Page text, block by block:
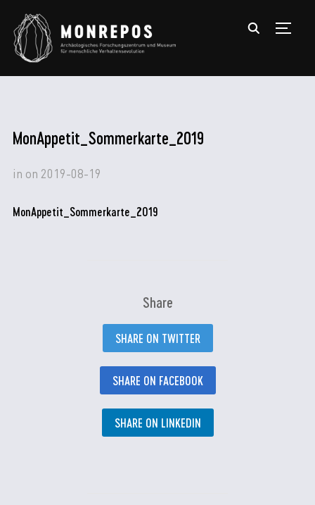
MonAppetit_Sommerkarte_2019
in on 2019-08-19
MonAppetit_Sommerkarte_2019
Share
SHARE ON TWITTER
SHARE ON FACEBOOK
SHARE ON LINKEDIN